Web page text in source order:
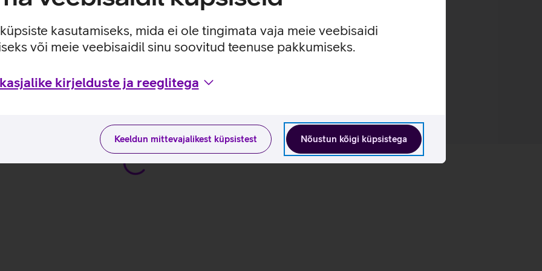
kasutamiseks, mida ei ole tingimata vaja meie veebisaidi
või meie veebisaidil sinu soovitud teenuse pakkumiseks.
kirjelduste ja reeglitega
Nõustun kõigi küpsistega
Keeldun mittevajalikest küpsistest
vajalikku.
ja kasutusviisidega tootja kodulehel